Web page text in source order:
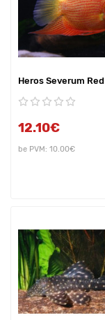
Heros Severum Red
12.10€
be PVM: 10.00€